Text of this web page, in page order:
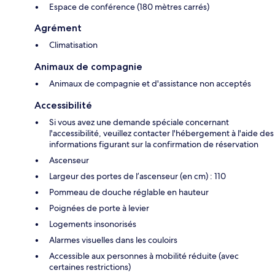
Espace de conférence (180 mètres carrés)
Agrément
Climatisation
Animaux de compagnie
Animaux de compagnie et d'assistance non acceptés
Accessibilité
Si vous avez une demande spéciale concernant
l'accessibilité, veuillez contacter l'hébergement à l'aide des
informations figurant sur la confirmation de réservation
Ascenseur
Largeur des portes de l’ascenseur (en cm) : 110
Pommeau de douche réglable en hauteur
Poignées de porte à levier
Logements insonorisés
Alarmes visuelles dans les couloirs
Accessible aux personnes à mobilité réduite (avec
certaines restrictions)